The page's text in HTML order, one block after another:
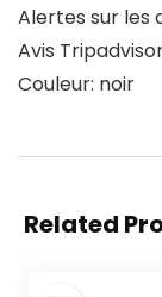
Alertes sur les
Avis
Couleur: noir
Related